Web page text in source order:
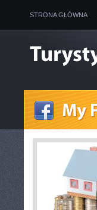
STRONA GŁÓWNA